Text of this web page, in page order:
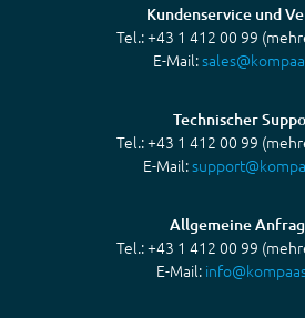
Kundenservice und
Tel.: +43 1 412 00 99
E-Mail:
Technischer
Tel.: +43 1 412 00 99
E-Mail:
Allgemeine
Tel.: +43 1 412 00 99
E-Mail: